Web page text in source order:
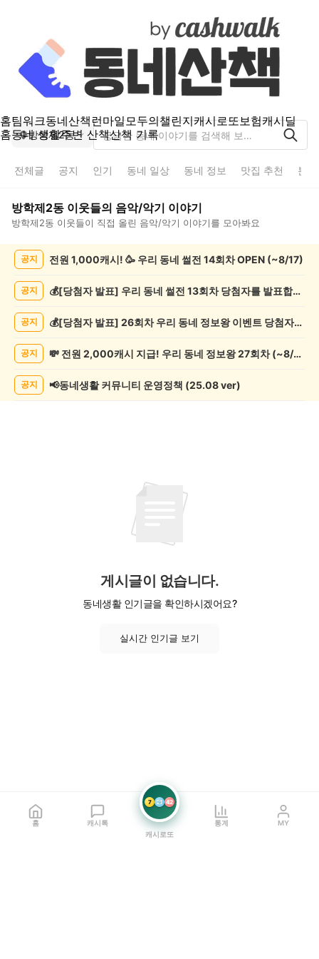
홈팀워크동네산책 런마일모두의챌린지캐시로또보험캐시딜
홈동네 생활주변 산책산책 기록
방학제2동
전체글 공지 인기 동네 일상 동네 정보 맛집 추천 분
방학제2동 이웃들의 음악/악기 이야기
방학제2동 이웃들이 직접 올린 음악/악기 이야기를 모아봐요
악/
글
공지 전원 1,000캐시! 🥳 우리 동네 썰전 14회차 OPEN (~8/17)
공지 💰[당첨자 발표] 우리 동네 썰전 13회차 당첨자를 발표합니다!
공지 💰[당첨자 발표] 26회차 우리 동네 정보왕 이벤트 당첨자를 발표합니다!
공지 💸 전원 2,000캐시 지급! 우리 동네 정보왕 27회차 (~8/10)
공지 📢동네생활 커뮤니티 운영정책 (25.08 ver)
게시글이 없습니다.
동네생활 인기글을 확인하시겠어요?
실시간 인기글 보기
홈 캐시톡
7 21 42
캐시로또
통계 MY